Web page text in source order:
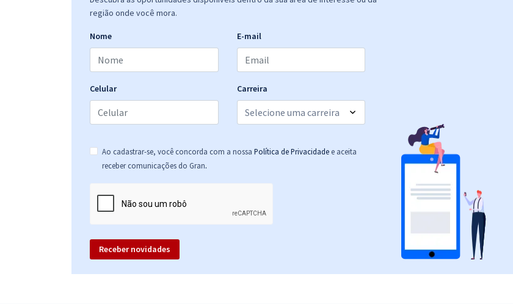
região onde você mora.
Nome E-mail
Celular Carreira
Ao cadastrar-se, você concorda com a nossa Política de Privacidade e aceita
receber comunicações do Gran.
Receber novidades